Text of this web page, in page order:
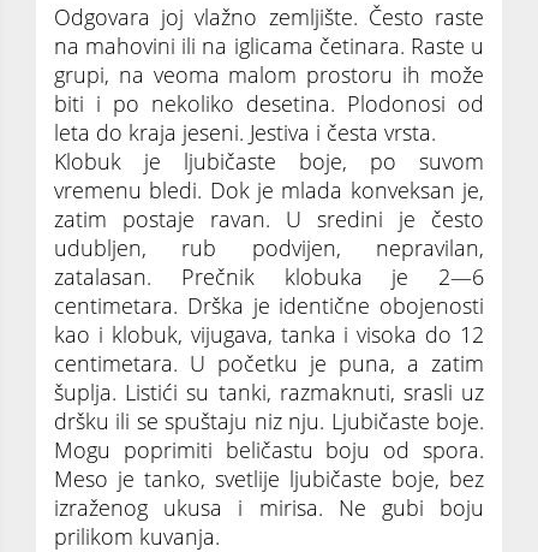
Odgovara joj vlažno zemljište. Često raste
na mahovini ili na iglicama četinara. Raste u
grupi, na veoma malom prostoru ih može
biti i po nekoliko desetina. Plodonosi od
leta do kraja jeseni. Jestiva i česta vrsta.
Klobuk je ljubičaste boje, po suvom
vremenu bledi. Dok je mlada konveksan je,
zatim postaje ravan. U sredini je često
udubljen, rub podvijen, nepravilan,
zatalasan. Prečnik klobuka je 2—6
centimetara. Drška je identične obojenosti
kao i klobuk, vijugava, tanka i visoka do 12
centimetara. U početku je puna, a zatim
šuplja. Listići su tanki, razmaknuti, srasli uz
dršku ili se spuštaju niz nju. Ljubičaste boje.
Mogu poprimiti beličastu boju od spora.
Meso je tanko, svetlije ljubičaste boje, bez
izraženog ukusa i mirisa. Ne gubi boju
prilikom kuvanja.